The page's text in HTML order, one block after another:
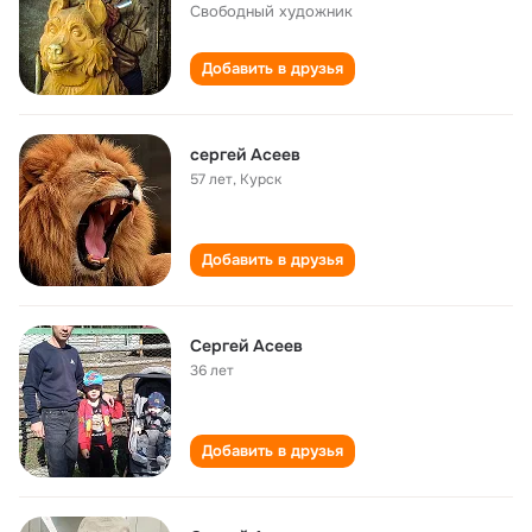
Свободный художник
Добавить в друзья
сергей Асеев
57 лет, Курск
Добавить в друзья
Сергей Асеев
36 лет
Добавить в друзья